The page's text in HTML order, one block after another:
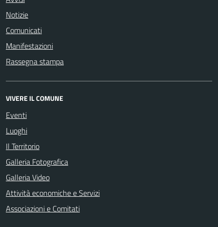
Notizie
Comunicati
Manifestazioni
Rassegna stampa
VIVERE IL COMUNE
Eventi
Luoghi
Il Territorio
Galleria Fotografica
Galleria Video
Attività economiche e Servizi
Associazioni e Comitati